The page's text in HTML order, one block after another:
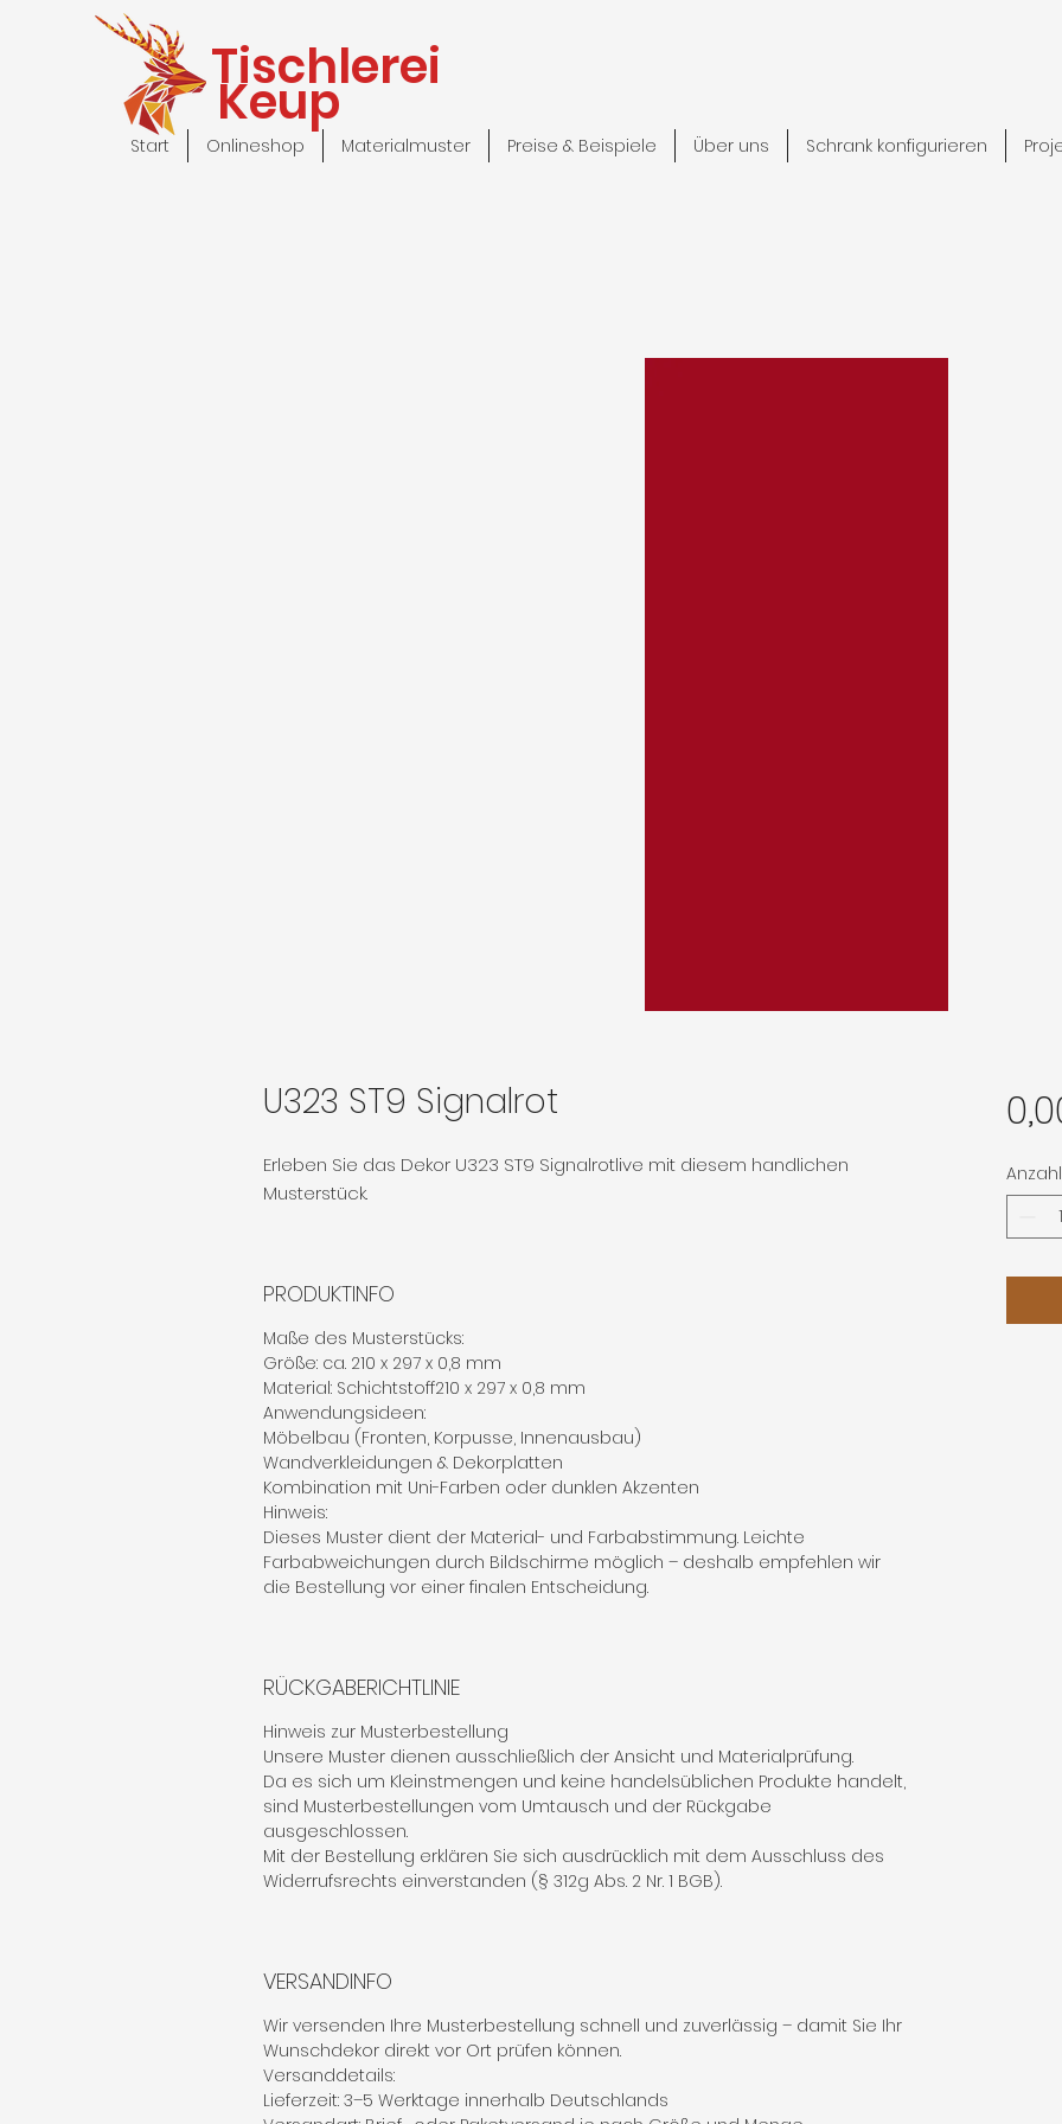
Keup
Tischlerei
Start Onlineshop Materialmuster Preise & Beispiele Über uns Schrank konfigurieren
U323 ST9 Signalrot
Erleben Sie das Dekor U323 ST9 Signalrotlive mit diesem handlichen
Musterstück.
PRODUKTINFO
Maße des Musterstücks:
Größe: ca. 210 x 297 x 0,8 mm
Material: Schichtstoff210 x 297 x 0,8 mm
Anwendungsideen:
Möbelbau (Fronten, Korpusse, Innenausbau)
Wandverkleidungen & Dekorplatten
Kombination mit Uni-Farben oder dunklen Akzenten
Hinweis:
Dieses Muster dient der Material- und Farbabstimmung. Leichte
Farbabweichungen durch Bildschirme möglich – deshalb empfehlen wir
die Bestellung vor einer finalen Entscheidung.
RÜCKGABERICHTLINIE
Hinweis zur Musterbestellung
Unsere Muster dienen ausschließlich der Ansicht und Materialprüfung.
Da es sich um Kleinstmengen und keine handelsüblichen Produkte handelt,
sind Musterbestellungen vom Umtausch und der Rückgabe
ausgeschlossen.
Mit der Bestellung erklären Sie sich ausdrücklich mit dem Ausschluss des
Widerrufsrechts einverstanden (§ 312g Abs. 2 Nr. 1 BGB).
VERSANDINFO
Wir versenden Ihre Musterbestellung schnell und zuverlässig – damit Sie Ihr
Wunschdekor direkt vor Ort prüfen können.
Versanddetails:
Lieferzeit: 3–5 Werktage innerhalb Deutschlands
Anzahl